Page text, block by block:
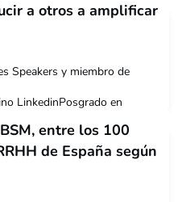
a otros a amplificar
Speakers y miembro de
LinkedinPosgrado en
tendrías con tu
el camino que le espera?
no se hablaba tanto del
entre los 100
de España según